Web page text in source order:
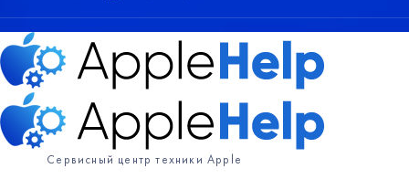
Сервисный центр техники Apple